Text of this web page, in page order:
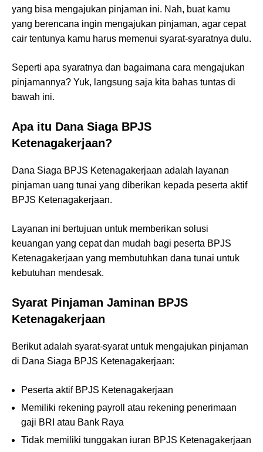
yang bisa mengajukan pinjaman ini. Nah, buat kamu
yang berencana ingin mengajukan pinjaman, agar cepat
cair tentunya kamu harus memenui syarat-syaratnya dulu.
Seperti apa syaratnya dan bagaimana cara mengajukan
pinjamannya? Yuk, langsung saja kita bahas tuntas di
bawah ini.
Apa itu Dana Siaga BPJS
Ketenagakerjaan?
Dana Siaga BPJS Ketenagakerjaan adalah layanan
pinjaman uang tunai yang diberikan kepada peserta aktif
BPJS Ketenagakerjaan.
Layanan ini bertujuan untuk memberikan solusi
keuangan yang cepat dan mudah bagi peserta BPJS
Ketenagakerjaan yang membutuhkan dana tunai untuk
kebutuhan mendesak.
Syarat Pinjaman Jaminan BPJS
Ketenagakerjaan
Berikut adalah syarat-syarat untuk mengajukan pinjaman
di Dana Siaga BPJS Ketenagakerjaan:
Peserta aktif BPJS Ketenagakerjaan
Memiliki rekening payroll atau rekening penerimaan
gaji BRI atau Bank Raya
Tidak memiliki tunggakan iuran BPJS Ketenagakerjaan